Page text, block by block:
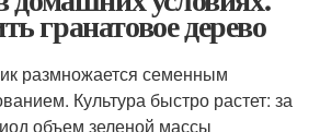
гранатовое дерево
размножается семенным
Культура быстро растет: за
объем зеленой массы